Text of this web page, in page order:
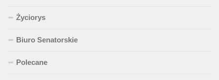
Życiorys
Biuro Senatorskie
Polecane